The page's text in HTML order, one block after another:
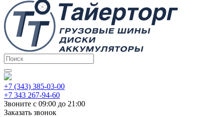
+7 (343) 385-03-00
+7 343 267-94-60
Звоните с 09:00 до 21:00
Заказать звонок